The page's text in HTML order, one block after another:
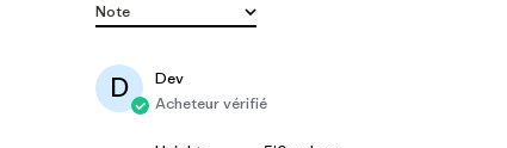
Note
Toutes les évaluations
D
Dev
Acheteur vérifié